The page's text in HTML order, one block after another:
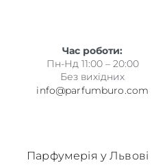
Час роботи:
Пн-Нд 11:00 – 20:00
Без вихідних
info@parfumburo.com
Парфумерія у Львові